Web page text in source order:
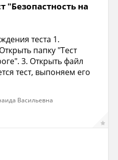
"Безопастность на
теста 1.
папку "Тест
3. Открыть файл
тест, выпоняем его
Васильевна